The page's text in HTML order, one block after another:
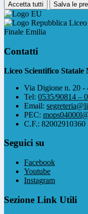
Accetta tutti Salva le
Liceo
Finale Emilia
Contatti
Liceo Scientifico
Via Digione n. 20 -
Tel: 0535/90814 –
Email:
PEC:
C.F.: 82002910360
Seguici su
Facebook
Youtube
Instagram
Sezione Link Utili